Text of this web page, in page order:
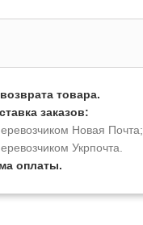
товара.
заказов:
Новая Почта;
Укрпочта.
оплаты.